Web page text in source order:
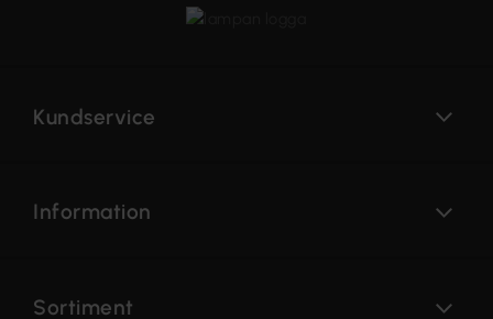
Kundservice
Information
Sortiment